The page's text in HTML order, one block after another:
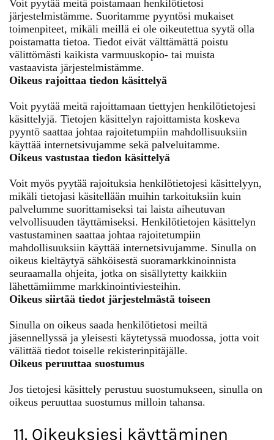
Voit pyytää meitä poistamaan henkilötietosi
järjestelmistämme. Suoritamme pyyntösi mukaiset
toimenpiteet, mikäli meillä ei ole oikeutettua syytä olla
poistamatta tietoa. Tiedot eivät välttämättä poistu
välittömästi kaikista varmuuskopio- tai muista
vastaavista järjestelmistämme.
Oikeus rajoittaa tiedon käsittelyä
Voit pyytää meitä rajoittamaan tiettyjen henkilötietojesi
käsittelyjä. Tietojen käsittelyn rajoittamista koskeva
pyyntö saattaa johtaa rajoitetumpiin mahdollisuuksiin
käyttää internetsivujamme sekä palveluitamme.
Oikeus vastustaa tiedon käsittelyä
Voit myös pyytää rajoituksia henkilötietojesi käsittelyyn,
mikäli tietojasi käsitellään muihin tarkoituksiin kuin
palvelumme suorittamiseksi tai laista aiheutuvan
velvollisuuden täyttämiseksi. Henkilötietojen käsittelyn
vastustaminen saattaa johtaa rajoitetumpiin
mahdollisuuksiin käyttää internetsivujamme. Sinulla on
oikeus kieltäytyä sähköisestä suoramarkkinoinnista
seuraamalla ohjeita, jotka on sisällytetty kaikkiin
lähettämiimme markkinointiviesteihin.
Oikeus siirtää tiedot järjestelmästä toiseen
Sinulla on oikeus saada henkilötietosi meiltä
jäsennellyssä ja yleisesti käytetyssä muodossa, jotta voit
välittää tiedot toiselle rekisterinpitäjälle.
Oikeus peruuttaa suostumus
Jos tietojesi käsittely perustuu suostumukseen, sinulla on
oikeus peruuttaa suostumus milloin tahansa.
11. Oikeuksiesi käyttäminen